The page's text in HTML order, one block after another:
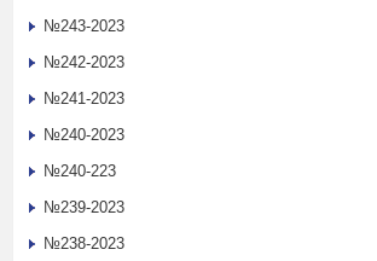
№243-2023
№242-2023
№241-2023
№240-2023
№240-223
№239-2023
№238-2023